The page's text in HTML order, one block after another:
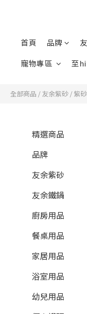
首頁 品牌
寵物專區
至
全部商品 / 友余紫砂 /紫
精選商品
品牌
友余紫砂
友余鐵鍋
廚房用品
餐桌用品
家居用品
浴室用品
幼兒用品